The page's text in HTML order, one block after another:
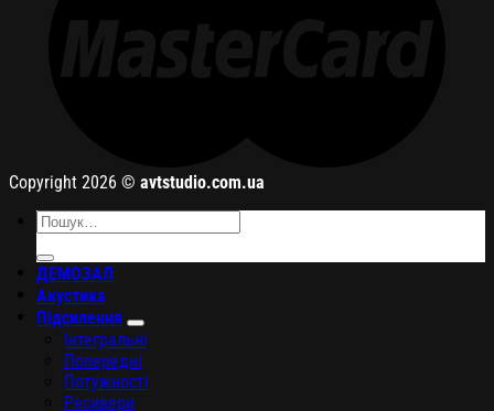
Copyright 2026 © avtstudio.com.ua
Шукати:
ДЕМОЗАЛ
Акустика
Підсилення
Інтегральні
Попередні
Потужності
Ресивери